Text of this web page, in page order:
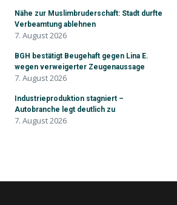
Nähe zur Muslimbruderschaft: Stadt durfte
Verbeamtung ablehnen
7. August 2026
BGH bestätigt Beugehaft gegen Lina E.
wegen verweigerter Zeugenaussage
7. August 2026
Industrieproduktion stagniert –
Autobranche legt deutlich zu
7. August 2026